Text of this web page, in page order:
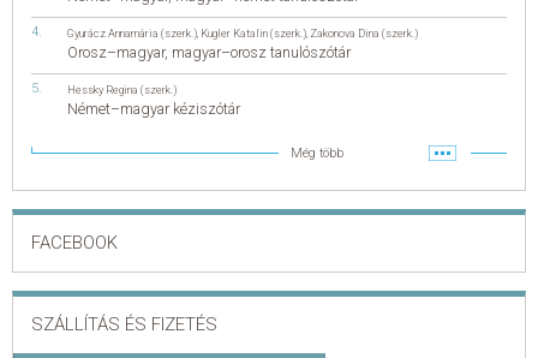
Gyurácz Annamária (szerk.) Kugler Katalin (szerk.) Zakonova Dina (szerk.)
Orosz–magyar, magyar–orosz tanulószótár
Hessky Regina (szerk.)
Német–magyar kéziszótár
Még több
FACEBOOK
SZÁLLÍTÁS ÉS FIZETÉS